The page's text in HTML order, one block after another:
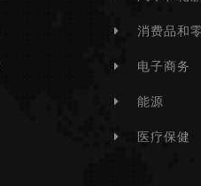
消费品和
电子商务
能源
医疗保健